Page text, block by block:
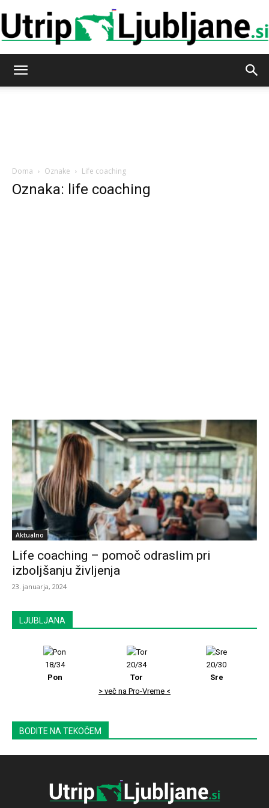
Doma Oznake Life coaching
Oznaka: life coaching
Aktualno
Life coaching – pomoč odraslim pri
izboljšanju življenja
23. januarja, 2024
LJUBLJANA
18/34
Pon
20/34
Tor
20/30
Sre
> več na Pro-Vreme <
BODITE NA TEKOČEM